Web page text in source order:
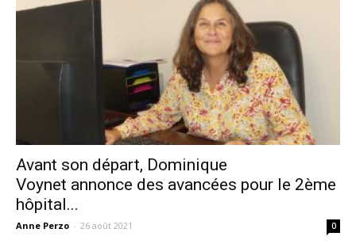
Avant son départ, Dominique
Voynet annonce des avancées pour le 2ème
hôpital...
Anne Perzo - 26 août 2021 0